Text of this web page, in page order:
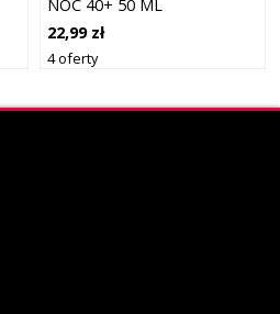
NOC 40+ 50 ML
22,99 zł
4 oferty